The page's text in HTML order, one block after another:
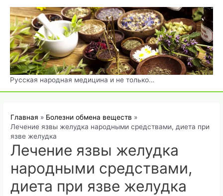
Перейти
содержимому
Русская народная медицина и не только…
Главная
Болезни обмена веществ
Лечение язвы желудка народными средствами, диета при
язве желудка
Лечение язвы желудка
народными средствами,
диета при язве желудка